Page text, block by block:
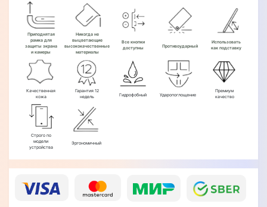
Приподнятая
рамка для
защиты экрана
и камеры
Никогда не
выцветающие
высококачественные
материалы
Все кнопки
доступны
Противоударный
Использовать
как подставку
Качественная
кожа
Гарантия 12
недель
Гидрофобный Ударопоглощение
Премиум
качество
Строго по
модели
устройства
Эргономичный